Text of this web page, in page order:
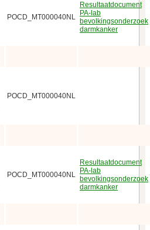
POCD_MT000040NL
Resultaatdocument
PA-lab
bevolkingsonderzoek
darmkanker
POCD_MT000040NL
POCD_MT000040NL
Resultaatdocument
PA-lab
bevolkingsonderzoek
darmkanker